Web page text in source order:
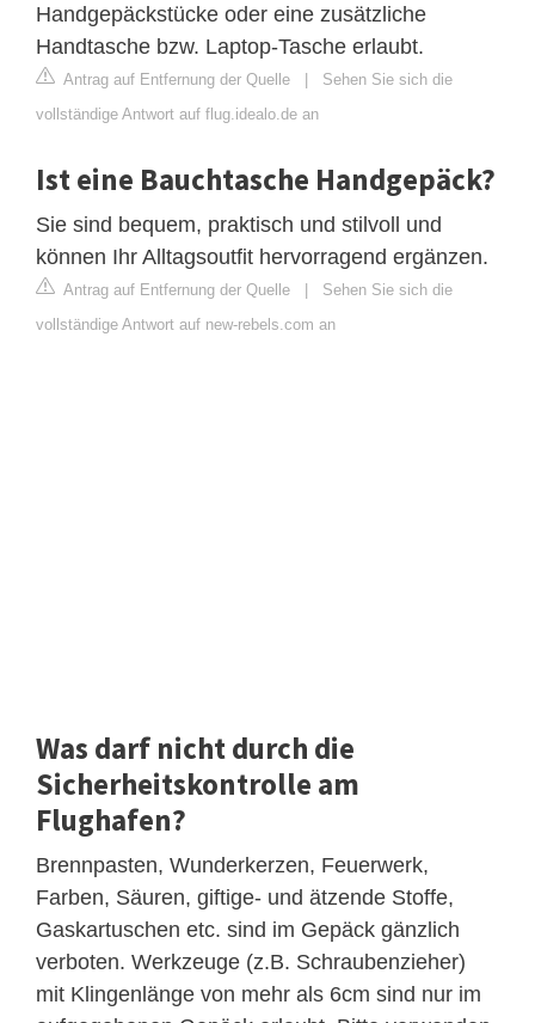
Handgepäckstücke oder eine zusätzliche
Handtasche bzw. Laptop-Tasche erlaubt.
Antrag auf Entfernung der Quelle | Sehen Sie sich die
vollständige Antwort auf flug.idealo.de an
Ist eine Bauchtasche Handgepäck?
Sie sind bequem, praktisch und stilvoll und
können Ihr Alltagsoutfit hervorragend ergänzen.
Antrag auf Entfernung der Quelle | Sehen Sie sich die
vollständige Antwort auf new-rebels.com an
Was darf nicht durch die
Sicherheitskontrolle am
Flughafen?
Brennpasten, Wunderkerzen, Feuerwerk,
Farben, Säuren, giftige- und ätzende Stoffe,
Gaskartuschen etc. sind im Gepäck gänzlich
verboten. Werkzeuge (z.B. Schraubenzieher)
mit Klingenlänge von mehr als 6cm sind nur im